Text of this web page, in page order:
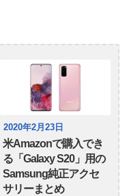
2020年2月23日
米Amazonで購入でき
る「Galaxy S20」用の
Samsung純正アクセ
サリーまとめ